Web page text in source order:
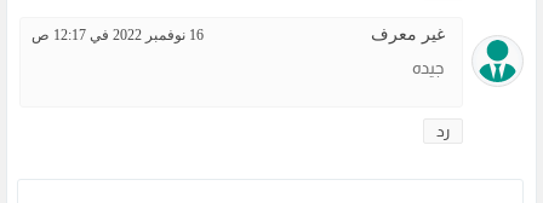
غير معرف 16 نوفمبر 2022 في 12:17 ص
جيده
رد